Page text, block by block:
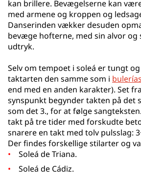
kan brillere. Bevægelserne kan
med armene og kroppen og
Danserinden vækker desuden
bevæge hofterne, med sin alvor og
udtryk.
Selv om tempoet i soleá er tungt
taktarten den samme som i bulerías
end med en anden karakter). Set
synspunkt begynder takten på det
som det 3., for at følge
takt på tre tider med forskudte
snarere en takt med tolv pulsslag:
Der findes forskellige stilarter og
Soleá de Triana.
Soleá de Cádiz.